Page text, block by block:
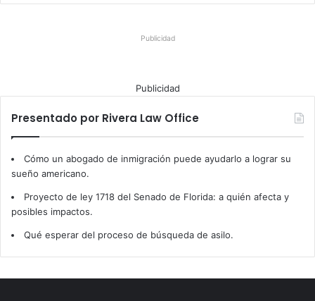
Publicidad
Publicidad
Presentado por Rivera Law Office
Cómo un abogado de inmigración puede ayudarlo a lograr su
sueño americano.
Proyecto de ley 1718 del Senado de Florida: a quién afecta y
posibles impactos.
Qué esperar del proceso de búsqueda de asilo.